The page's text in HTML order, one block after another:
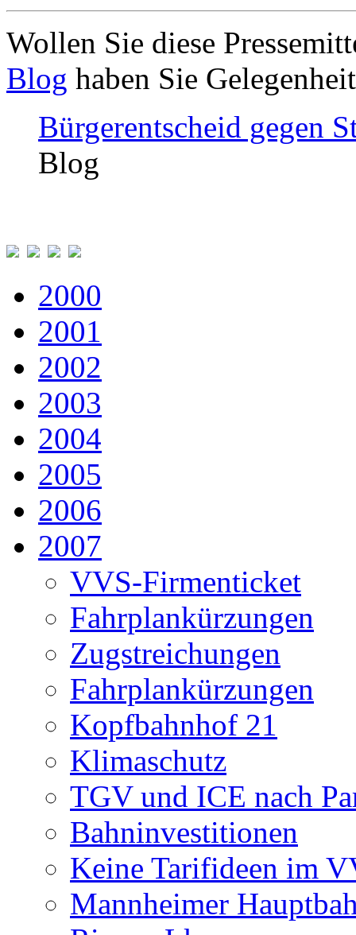
Wollen Sie diese
Blog haben Sie
Bürgerentscheid gegen
Blog
2000
2001
2002
2003
2004
2005
2006
2007
VVS-Firmenticket
Fahrplankürzungen
Zugstreichungen
Fahrplankürzungen
Kopfbahnhof 21
Klimaschutz
TGV und ICE nach
Bahninvestitionen
Keine Tarifideen im
Mannheimer